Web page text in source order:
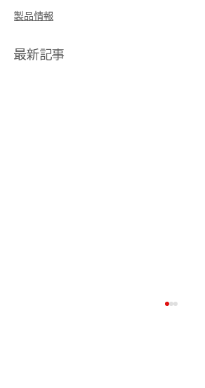
製品情報
最新記事